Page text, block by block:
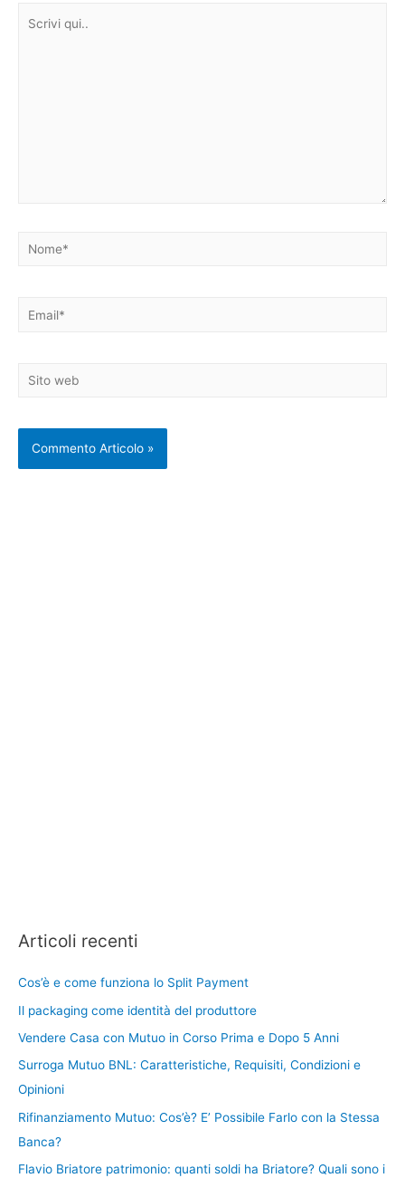
Nome*
Email*
Sito
Articoli recenti
Cos’è e come funziona lo Split Payment
Il packaging come identità del produttore
Vendere Casa con Mutuo in Corso Prima e Dopo 5 Anni
Surroga Mutuo BNL: Caratteristiche, Requisiti, Condizioni e
Opinioni
Rifinanziamento Mutuo: Cos’è? E’ Possibile Farlo con la Stessa
Banca?
Flavio Briatore patrimonio: quanti soldi ha Briatore? Quali sono i